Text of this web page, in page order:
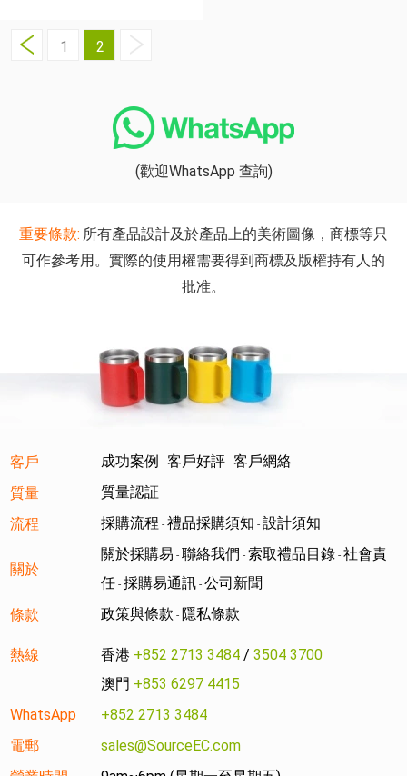
1 2
(歡迎WhatsApp 查詢)
重要條款: 所有產品設計及於產品上的美術圖像，商標等只
可作參考用。實際的使用權需要得到商標及版權持有人的
批准。
客戶 成功案例 - 客戶好評 - 客戶網絡
質量
質量認証
流程
採購流程 - 禮品採購須知 - 設計須知
關於
關於採購易 - 聯絡我們 - 索取禮品目錄 - 社會責
任 - 採購易通訊 - 公司新聞
條款
政策與條款 - 隱私條款
熱線 香港 +852 2713 3484 / 3504 3700
澳門 +853 6297 4415
WhatsApp
+852 2713 3484
電郵
sales@SourceEC.com